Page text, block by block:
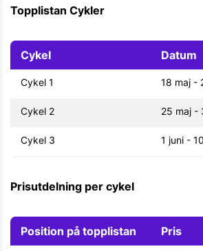
Topplistan Cykler
Cykel Datum
Cykel 1 18 maj -
Cykel 2 25 maj -
Cykel 3 1 juni -
Prisutdelning per cykel
Position på topplistan Pris